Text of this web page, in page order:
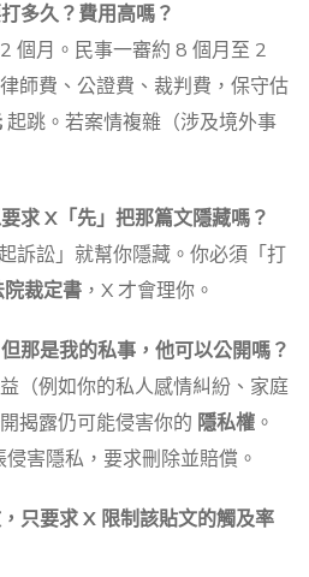
多久？費用高嗎？
個月。民事一審約 8 個月至 2
師費、公證費、裁判費，保守估
起跳。若案情複雜（涉及境外事
求 X「先」把那篇文隱藏嗎？
訴訟」就幫你隱藏。你必須「打
院裁定書 ，X 才會理你。
那是我的私事，他可以公開嗎？
（例如你的私人感情糾紛、家庭
揭露仍可能侵害你的 隱私權 。
害隱私，要求刪除並賠償。
只要求 X 限制該貼文的觸及率